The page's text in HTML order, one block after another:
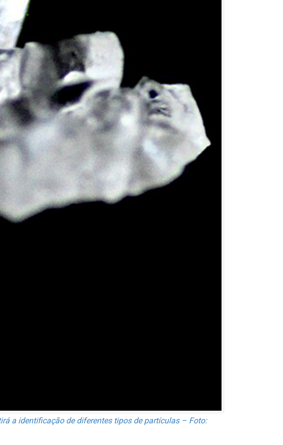
a identificação de diferentes tipos de partículas – Foto: